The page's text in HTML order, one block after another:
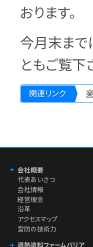
おります。
今月末まで
ともご覧下
関連リンク
会社概要
代表あいさつ
会社情報
経営理念
沿革
アクセスマップ
宮防の技術力
遮熱塗料ファームバリア